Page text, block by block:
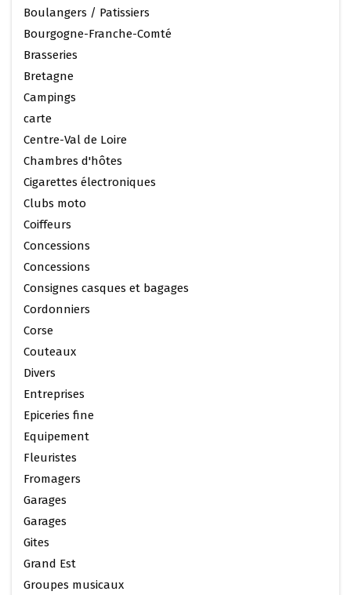
Boulangers / Patissiers
Bourgogne-Franche-Comté
Brasseries
Bretagne
Campings
carte
Centre-Val de Loire
Chambres d'hôtes
Cigarettes électroniques
Clubs moto
Coiffeurs
Concessions
Concessions
Consignes casques et bagages
Cordonniers
Corse
Couteaux
Divers
Entreprises
Epiceries fine
Equipement
Fleuristes
Fromagers
Garages
Garages
Gites
Grand Est
Groupes musicaux